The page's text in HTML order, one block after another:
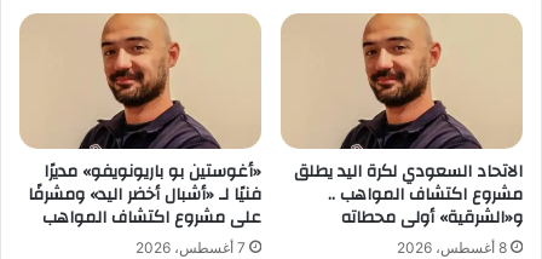
ف
ة
ا
ل
ت
ب
ض
الاتحاد السعودي لكرة اليد يطلق
مشروع اكتشاف المواهب ..
و«الشرقية» أولى محطاته
8 أغسطس، 2026
«أغوستين بو باريونويفو» مديرًا
فنيًا لـ «أشبال أخضر اليد» ومشرفًا
على مشروع اكتشاف المواهب
7 أغسطس، 2026